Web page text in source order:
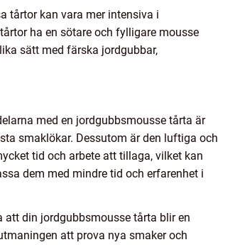
tårtor kan vara mer intensiva i
ha en sötare och fylligare mousse
sätt med färska jordgubbar,
med en jordgubbsmousse tårta är
smaklökar. Dessutom är den luftiga och
tid och arbete att tillaga, vilket kan
dem med mindre tid och erfarenhet i
att din jordgubbsmousse tårta blir en
att prova nya smaker och